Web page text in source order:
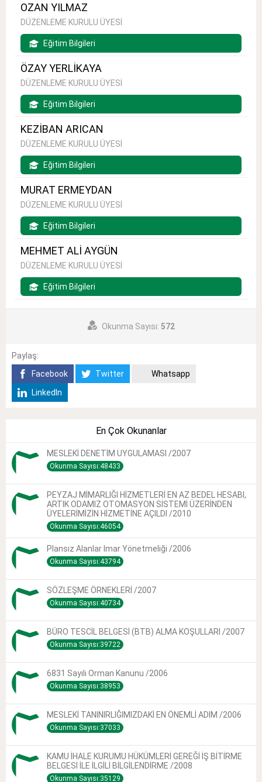
OZAN YILMAZ
DÜZENLEME KURULU ÜYESİ
Eğitim Bilgileri
ÖZAY YERLİKAYA
DÜZENLEME KURULU ÜYESİ
Eğitim Bilgileri
KEZİBAN ARICAN
DÜZENLEME KURULU ÜYESİ
Eğitim Bilgileri
MURAT ERMEYDAN
DÜZENLEME KURULU ÜYESİ
Eğitim Bilgileri
MEHMET ALİ AYGÜN
DÜZENLEME KURULU ÜYESİ
Eğitim Bilgileri
Okunma Sayısı: 572
Paylaş:
Facebook
Twitter
Whatsapp
LinkedIn
En Çok Okunanlar
MESLEKİ DENETİM UYGULAMASI /2007
Okunma Sayısı:48433
PEYZAJ MİMARLIĞI HİZMETLERİ EN AZ BEDEL HESABI,
ARTIK ODAMIZ OTOMASYON SİSTEMİ ÜZERİNDEN
ÜYELERİMİZİN HİZMETİNE AÇILDI /2010
Okunma Sayısı:46054
Plansız Alanlar Imar Yönetmeliği /2006
Okunma Sayısı:43794
SÖZLEŞME ÖRNEKLERİ /2007
Okunma Sayısı:40734
BÜRO TESCİL BELGESİ (BTB) ALMA KOŞULLARI /2007
Okunma Sayısı:39722
6831 Sayılı Orman Kanunu /2006
Okunma Sayısı:38953
MESLEKİ TANINIRLIĞIMIZDAKİ EN ÖNEMLİ ADIM /2006
Okunma Sayısı:37033
KAMU İHALE KURUMU HÜKÜMLERİ GEREĞİ İŞ BİTİRME
BELGESİ İLE İLGİLİ BİLGİLENDİRME /2008
Okunma Sayısı:35129